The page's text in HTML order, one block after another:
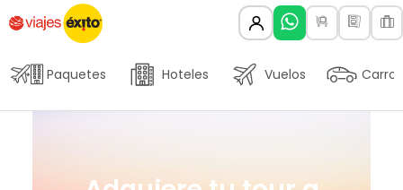
Paquetes Hoteles Vuelos Carros